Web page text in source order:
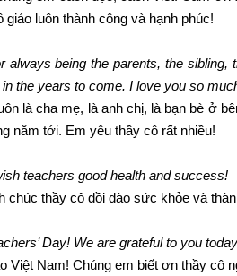
luôn thành công và hạnh phúc!
always being the parents, the
the years to come. I love you so
là cha mẹ, là anh chị, là bạn bè ở
năm tới. Em yêu thầy cô rất nhiều!
teachers good health and success!
chúc thầy cô dồi dào sức khỏe và
Day! We are grateful to you
Việt Nam! Chúng em biết ơn thầy cô